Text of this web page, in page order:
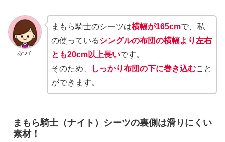
あつ子
まもら騎士のシーツは横幅が165cmで、私
の使っているシングルの布団の横幅より左右
とも20cm以上長いです。
そのため、
しっかり布団の下に巻き込むこと
ができます。
まもら騎士（ナイト）シーツの裏側は滑りにくい
素材！